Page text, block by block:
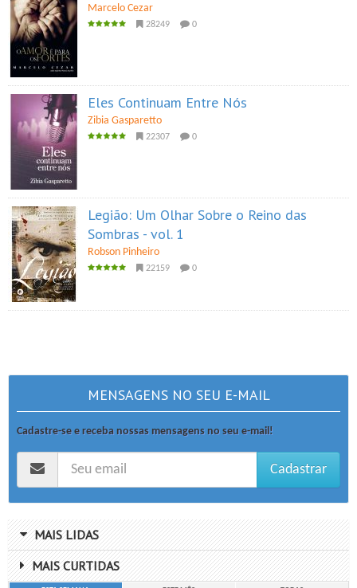
Marcelo Cezar
28249 0
Eles Continuam Entre Nós
Zibia Gasparetto
22307 0
Legião: Um Olhar Sobre o Reino das
Sombras - vol. 1
Robson Pinheiro
22159 0
MENSAGENS NO SEU E-MAIL
Cadastre-se e receba nossas mensagens no seu e-mail!
Cadastrar
MAIS LIDAS
MAIS CURTIDAS